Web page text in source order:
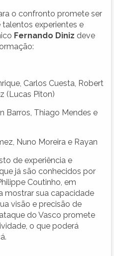
o confronto promete ser
experientes e
Fernando Diniz deve
Carlos Cuesta, Robert
(Lucas Piton)
Barros, Thiago Mendes e
Nuno Moreira e Rayan
de experiência e
já são conhecidos por
Coutinho, em
mostrar sua capacidade
visão e precisão de
do Vasco promete
o que poderá